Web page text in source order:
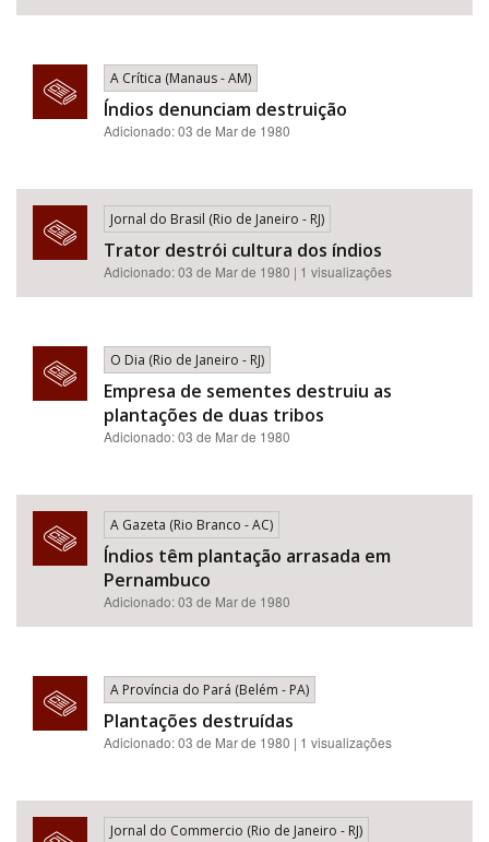
A Crítica (Manaus - AM)
Índios denunciam destruição
Adicionado: 03 de Mar de 1980
Jornal do Brasil (Rio de Janeiro - RJ)
Trator destrói cultura dos índios
Adicionado: 03 de Mar de 1980 | 1 visualizações
O Dia (Rio de Janeiro - RJ)
Empresa de sementes destruiu as
plantações de duas tribos
Adicionado: 03 de Mar de 1980
A Gazeta (Rio Branco - AC)
Índios têm plantação arrasada em
Pernambuco
Adicionado: 03 de Mar de 1980
A Província do Pará (Belém - PA)
Plantações destruídas
Adicionado: 03 de Mar de 1980 | 1 visualizações
Jornal do Commercio (Rio de Janeiro - RJ)